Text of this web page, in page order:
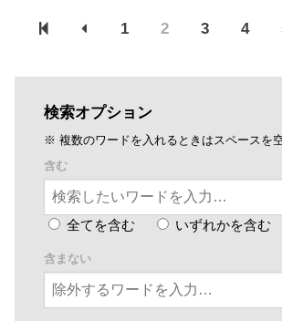
1 2 3 4
検索オプション
※ 複数のワードを入れるときはスペースを
含む
全てを含む いずれかを含む
含まない